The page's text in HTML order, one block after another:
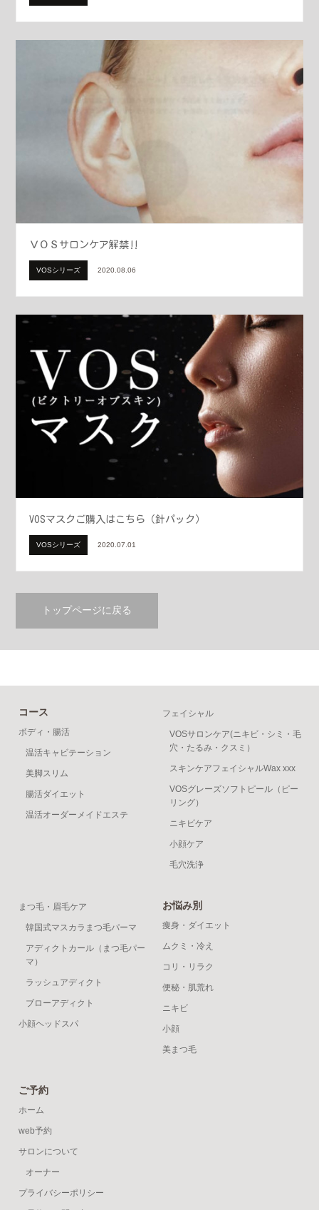
ＶＯＳサロンケア解禁‼
VOSシリーズ 2020.08.06
VOSマスクご購入はこちら（針パック）
VOSシリーズ 2020.07.01
トップページに戻る
コース
ボディ・腸活
温活キャビテーション
美脚スリム
腸活ダイエット
温活オーダーメイドエステ
フェイシャル
VOSサロンケア(ニキビ・シミ・毛
穴・たるみ・クスミ）
スキンケアフェイシャルWax xxx
VOSグレーズソフトピール（ピー
リング）
ニキビケア
小顔ケア
毛穴洗浄
まつ毛・眉毛ケア
韓国式マスカラまつ毛パーマ
アディクトカール（まつ毛パー
マ）
ラッシュアディクト
ブローアディクト
小顔ヘッドスパ
お悩み別
痩身・ダイエット
ムクミ・冷え
コリ・リラク
便秘・肌荒れ
ニキビ
小顔
美まつ毛
ご予約
ホーム
web予約
サロンについて
オーナー
プライバシーポリシー